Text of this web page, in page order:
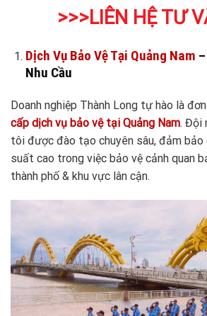
>>>LIÊN HỆ TƯ
Dịch Vụ Bảo Vệ Tại Quảng Nam
Nhu Cầu
Doanh nghiệp Thành Long tự hào là
cấp dịch vụ bảo vệ tại Quảng Nam. Đội
tôi được đào tạo chuyên sâu, đảm bảo
suất cao trong việc bảo vệ cảnh quan
thành phố & khu vực lân cận.